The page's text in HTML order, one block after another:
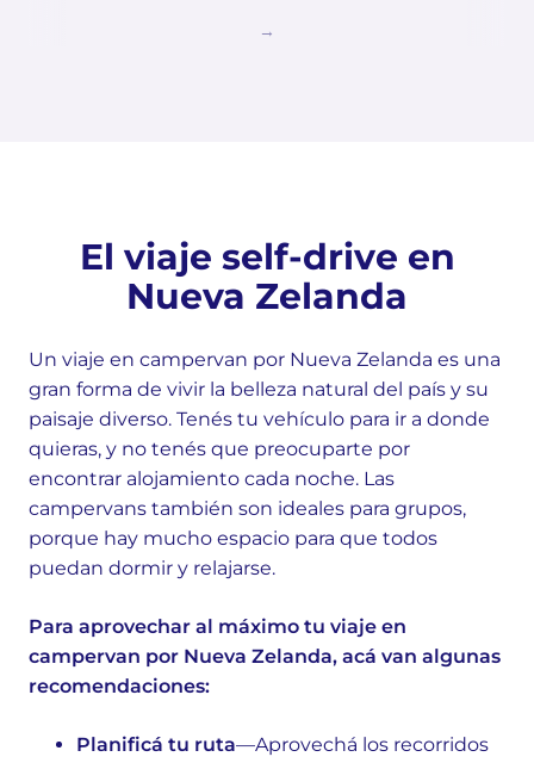
El viaje self-drive en
Nueva Zelanda
Un viaje en campervan por Nueva Zelanda es una
gran forma de vivir la belleza natural del país y su
paisaje diverso. Tenés tu vehículo para ir a donde
quieras, y no tenés que preocuparte por
encontrar alojamiento cada noche. Las
campervans también son ideales para grupos,
porque hay mucho espacio para que todos
puedan dormir y relajarse.
Para aprovechar al máximo tu viaje en
campervan por Nueva Zelanda, acá van algunas
recomendaciones:
Planificá tu ruta—Aprovechá los recorridos